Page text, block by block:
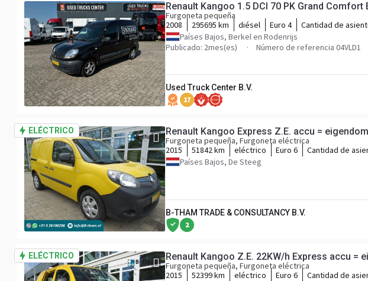
Renault Kangoo 1.5 DCI 70 PK Grand Comfort
Furgoneta pequeña
2008
295695 km diésel Euro 4 Cantidad de
Países Bajos, Berkel en Rodenrijs
Publicado: 2mes(es)
Número de referencia 04VLD1
Used Truck Center B.V.
17
ELÉCTRICO Renault Kangoo Express Z.E. accu =
Furgoneta pequeña, Furgoneta eléctrica
2015
51842 km eléctrico Euro 6 Cantidad de
Países Bajos, De Steeg
B-THAM TRADE & CONSULTANCY B.V.
2
ELÉCTRICO Renault Kangoo Z.E. 22KW/h Express accu =
Furgoneta pequeña, Furgoneta eléctrica
2015
52399 km eléctrico Euro 6 Cantidad de